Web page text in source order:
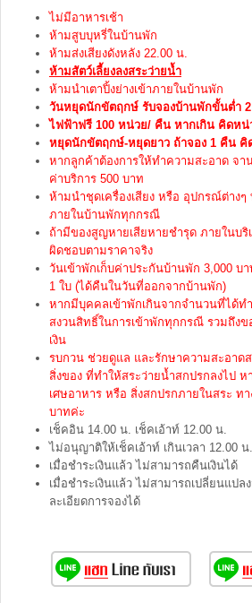
ไม่มีอาหารเช้า
ห้ามสูบบุหรี่ในบ้านพัก
ห้ามส่งเสียงดังหลัง 22.00 น.
ห้ามสัตว์เลี้ยงลงสระว่ายน้ำ
ห้ามนำเตาปิ้งย่างเข้าภายในบ้านพัก
วันหยุดนักขัตฤกษ์ รับจองบ้านพักขั้นต่ำ
ไฟฟ้าฟรี 100 หน่วย/ คืน หากเกิน คิดหน่
หยุดนักขัตฤกษ์-หยุดยาว ถ้าจอง 1 คืน คิ
หากลูกค้าต้องการให้ทำความสะอาด จา
ค่าบริการ 500 บาท
ห้ามนำชุดเครื่องเสียง หรือ อุปกรณ์ต่างๆ
ภายในบ้านพักทุกกรณี
ถ้ามีของสูญหายเสียหายชำรุด ภายในบริ
ผิดชอบตามราคาจริง
วันเข้าพักเก็บค่าประกันบ้านพัก 3,000 บ
1 ใบ (ได้คืนในวันที่ออกจากบ้านพัก)
หากมีบุคคลเข้าพักเกินจากจำนวนที่ได้ทำ
สงวนสิทธิ์ในการเข้าพักทุกกรณี รวมถึง
เงิน
รบกวน ช่วยดูแล และรักษาความสะอาด
สิ่งของ ที่ทำให้สระว่ายน้ำสกปรกลงไป ห
เศษอาหาร หรือ สิ่งสกปรกภายในสระ ท
บาทค่ะ
เช็คอิน 14.00 น. เช็คเอ้าท์ 12.00 น.
ไม่อนุญาติให้เช็คเอ้าท์ เกินเวลา 12.00 น.
เมื่อชำระเงินแล้ว ไม่สามารถคืนเงินได้
เมื่อชำระเงินแล้ว ไม่สามารถเปลี่ยนแปล
ละเอียดการจองได้